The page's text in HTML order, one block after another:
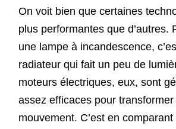
On voit bien que certaines
plus performantes que d’autres.
une lampe à incandescence,
radiateur qui fait un peu de
moteurs électriques, eux, sont
assez efficaces pour transformer
mouvement. C’est en